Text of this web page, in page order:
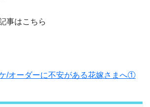
事はこちら
/オーダーに不安がある花嫁さまへ①